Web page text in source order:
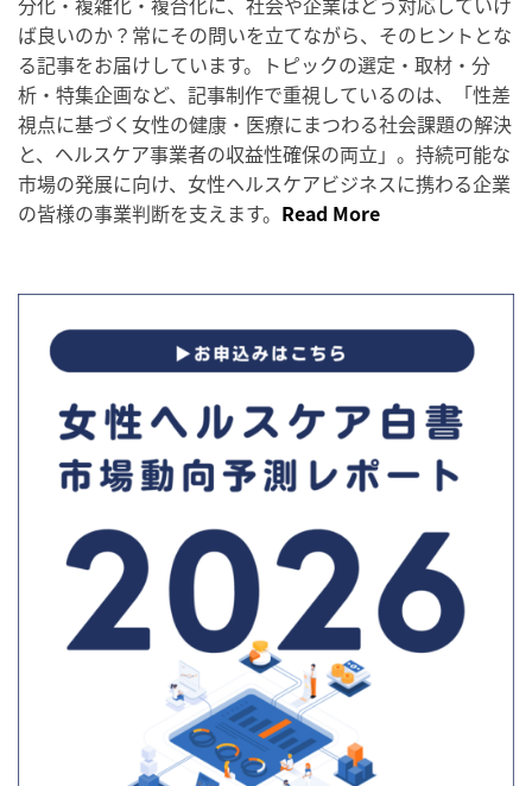
ば良いのか？常にその問いを立てながら、そのヒントとな
る記事をお届けしています。トピックの選定・取材・分
析・特集企画など、記事制作で重視しているのは、「性差
視点に基づく女性の健康・医療にまつわる社会課題の解決
と、ヘルスケア事業者の収益性確保の両立」。持続可能な
市場の発展に向け、女性ヘルスケアビジネスに携わる企業
の皆様の事業判断を支えます。 Read More